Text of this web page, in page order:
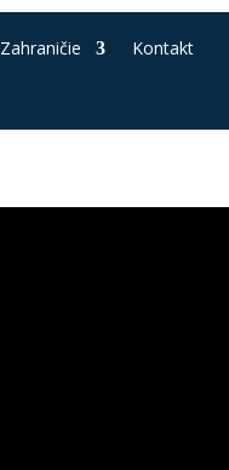
Zahraničie Kontakt